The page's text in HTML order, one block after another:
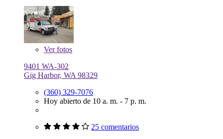
Verfotos
9401 WA-302
Gig Harbor, WA 98329
(360) 329-7076
Hoy abierto de 10 a. m. - 7 p. m.
25 comentarios